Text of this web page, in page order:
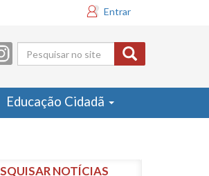
Entrar
Formulário
de busca
Educação Cidadã
NOTÍCIAS